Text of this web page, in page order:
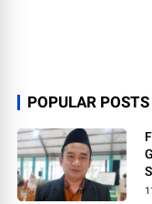
POPULAR POSTS